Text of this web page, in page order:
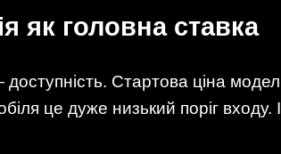
як головна ставка
Стартова ціна
це дуже низький поріг